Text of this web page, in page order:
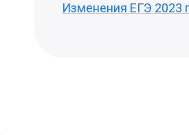
Изменения ЕГЭ 2023